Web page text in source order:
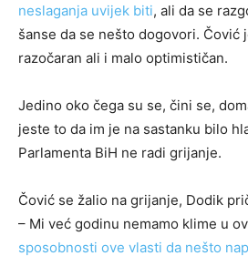
neslaganja uvijek biti, ali da se
šanse da se nešto dogovori. Čović
razočaran ali i malo optimističan.
Jedino oko čega su se, čini se,
jeste to da im je na sastanku bilo
Parlamenta BiH ne radi grijanje.
Čović se žalio na grijanje, Dodik
– Mi već godinu nemamo klime u
sposobnosti ove vlasti da nešto